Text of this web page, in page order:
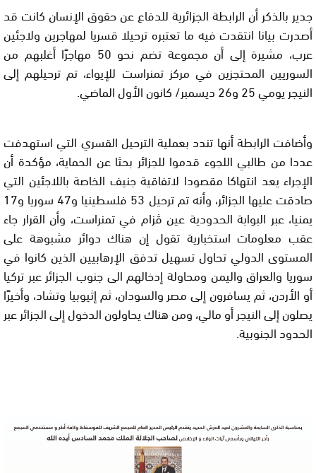
جدير بالذكر أن الرابطة الجزائرية للدفاع عن حقوق الإنسان كانت قد
أصدرت بيانا انتقدت فيه ما تعتبره ترحيلا قسريا لمهاجرين ولاجئين
عرب، مشيرة إلى أن مجموعة تضم نحو 50 مهاجرًا أغلبهم من
السوريين المحتجزين في مركز تمنراست للإيواء، تم ترحيلهم إلى
النيجر يومي 25 و26 ديسمبر/ كانون الأول الماضي.
وأضافت الرابطة أنها تندد بعملية الترحيل القسري التي استهدفت
عددا من طالبي اللجوء قدموا للجزائر بحثا عن الحماية، مؤكدة أن
الإجراء يعد انتهاكا مقصودا لاتفاقية جنيف الخاصة باللاجئين التي
صادقت عليها الجزائر، وأنه تم ترحيل 53 فلسطينيا و47 سوريا و17
يمنيا، عبر البوابة الحدودية عين ڤزام في تمنراست، وأن القرار جاء
عقب معلومات استخبارية تقول إن هناك دوائر مشبوهة على
المستوى الدولي تحاول تسهيل تدفق الإرهابيين الذين كانوا في
سوريا والعراق واليمن ومحاولة إدخالهم الى جنوب الجزائر عبر تركيا
أو الأردن، ثم يسافرون إلى مصر والسودان، ثم إثيوبيا وتشاد، وأخيرًا
يصلون إلى النيجر أو مالي، ومن هناك يحاولون الدخول إلى الجزائر عبر
الحدود الجنوبية.